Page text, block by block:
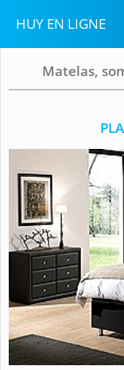
HUY EN LIGNE
Matelas,